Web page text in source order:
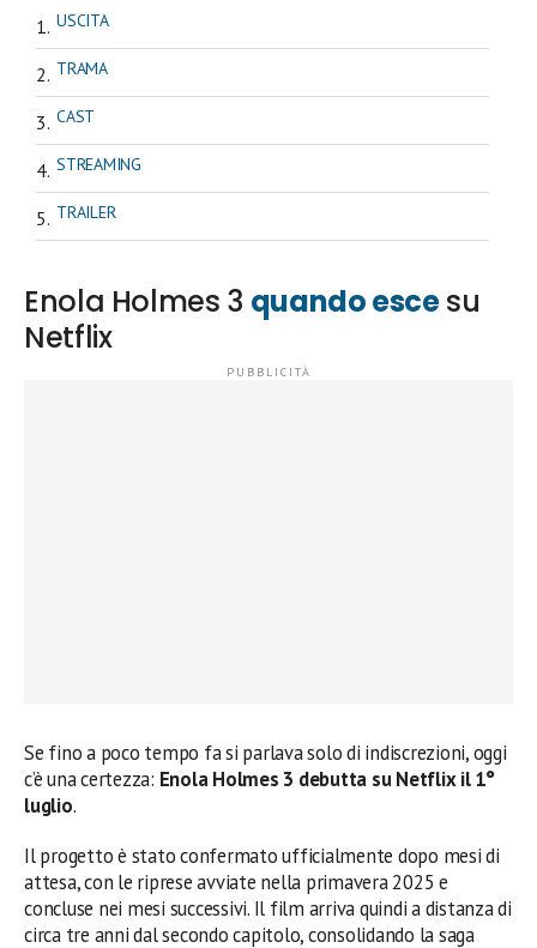
USCITA
TRAMA
CAST
STREAMING
TRAILER
Enola Holmes 3 quando escesu
Netflix
Se fino a poco tempo fa si parlava solo di indiscrezioni, oggi
c’è una certezza: Enola Holmes 3 debutta su Netflix il 1°
luglio.
Il progetto è stato confermato ufficialmente dopo mesi di
attesa, con le riprese avviate nella primavera 2025 e
concluse nei mesi successivi. Il film arriva quindi a distanza di
circa tre anni dal secondo capitolo, consolidando la saga